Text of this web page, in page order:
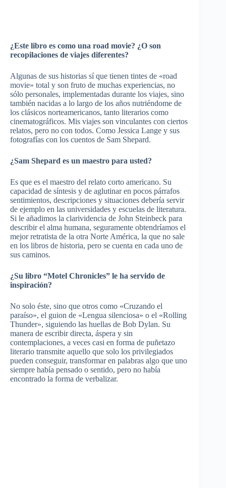
¿Este libro es como una road movie? ¿O son
recopilaciones de viajes diferentes?
Algunas de sus historias sí que tienen tintes de «road
movie» total y son fruto de muchas experiencias, no
sólo personales, implementadas durante los viajes, sino
también nacidas a lo largo de los años nutriéndome de
los clásicos norteamericanos, tanto literarios como
cinematográficos. Mis viajes son vinculantes con ciertos
relatos, pero no con todos. Como Jessica Lange y sus
fotografías con los cuentos de Sam Shepard.
¿Sam Shepard es un maestro para usted?
Es que es el maestro del relato corto americano. Su
capacidad de síntesis y de aglutinar en pocos párrafos
sentimientos, descripciones y situaciones debería servir
de ejemplo en las universidades y escuelas de literatura.
Si le añadimos la clarividencia de John Steinbeck para
describir el alma humana, seguramente obtendríamos el
mejor retratista de la otra Norte América, la que no sale
en los libros de historia, pero se cuenta en cada uno de
sus caminos.
¿Su libro “Motel Chronicles” le ha servido de
inspiración?
No solo éste, sino que otros como «Cruzando el
paraíso», el guion de «Lengua silenciosa» o el «Rolling
Thunder», siguiendo las huellas de Bob Dylan. Su
manera de escribir directa, áspera y sin
contemplaciones, a veces casi en forma de puñetazo
literario transmite aquello que solo los privilegiados
pueden conseguir, transformar en palabras algo que uno
siempre había pensado o sentido, pero no había
encontrado la forma de verbalizar.